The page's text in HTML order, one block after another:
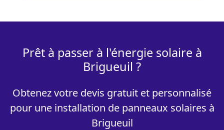
Prêt à passer à l'énergie solaire à
Brigueuil ?
Obtenez votre devis gratuit et personnalisé
pour une installation de panneaux solaires à
Brigueuil